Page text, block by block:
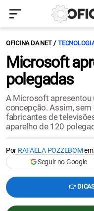
OFICINA DA NET
Microsoft
polegadas
A Microsoft apresentou
concepção. Assim,
fabricantes de
aparelho de 120
Por RAFAELA POZZEBOM
Seguir no Google
👉